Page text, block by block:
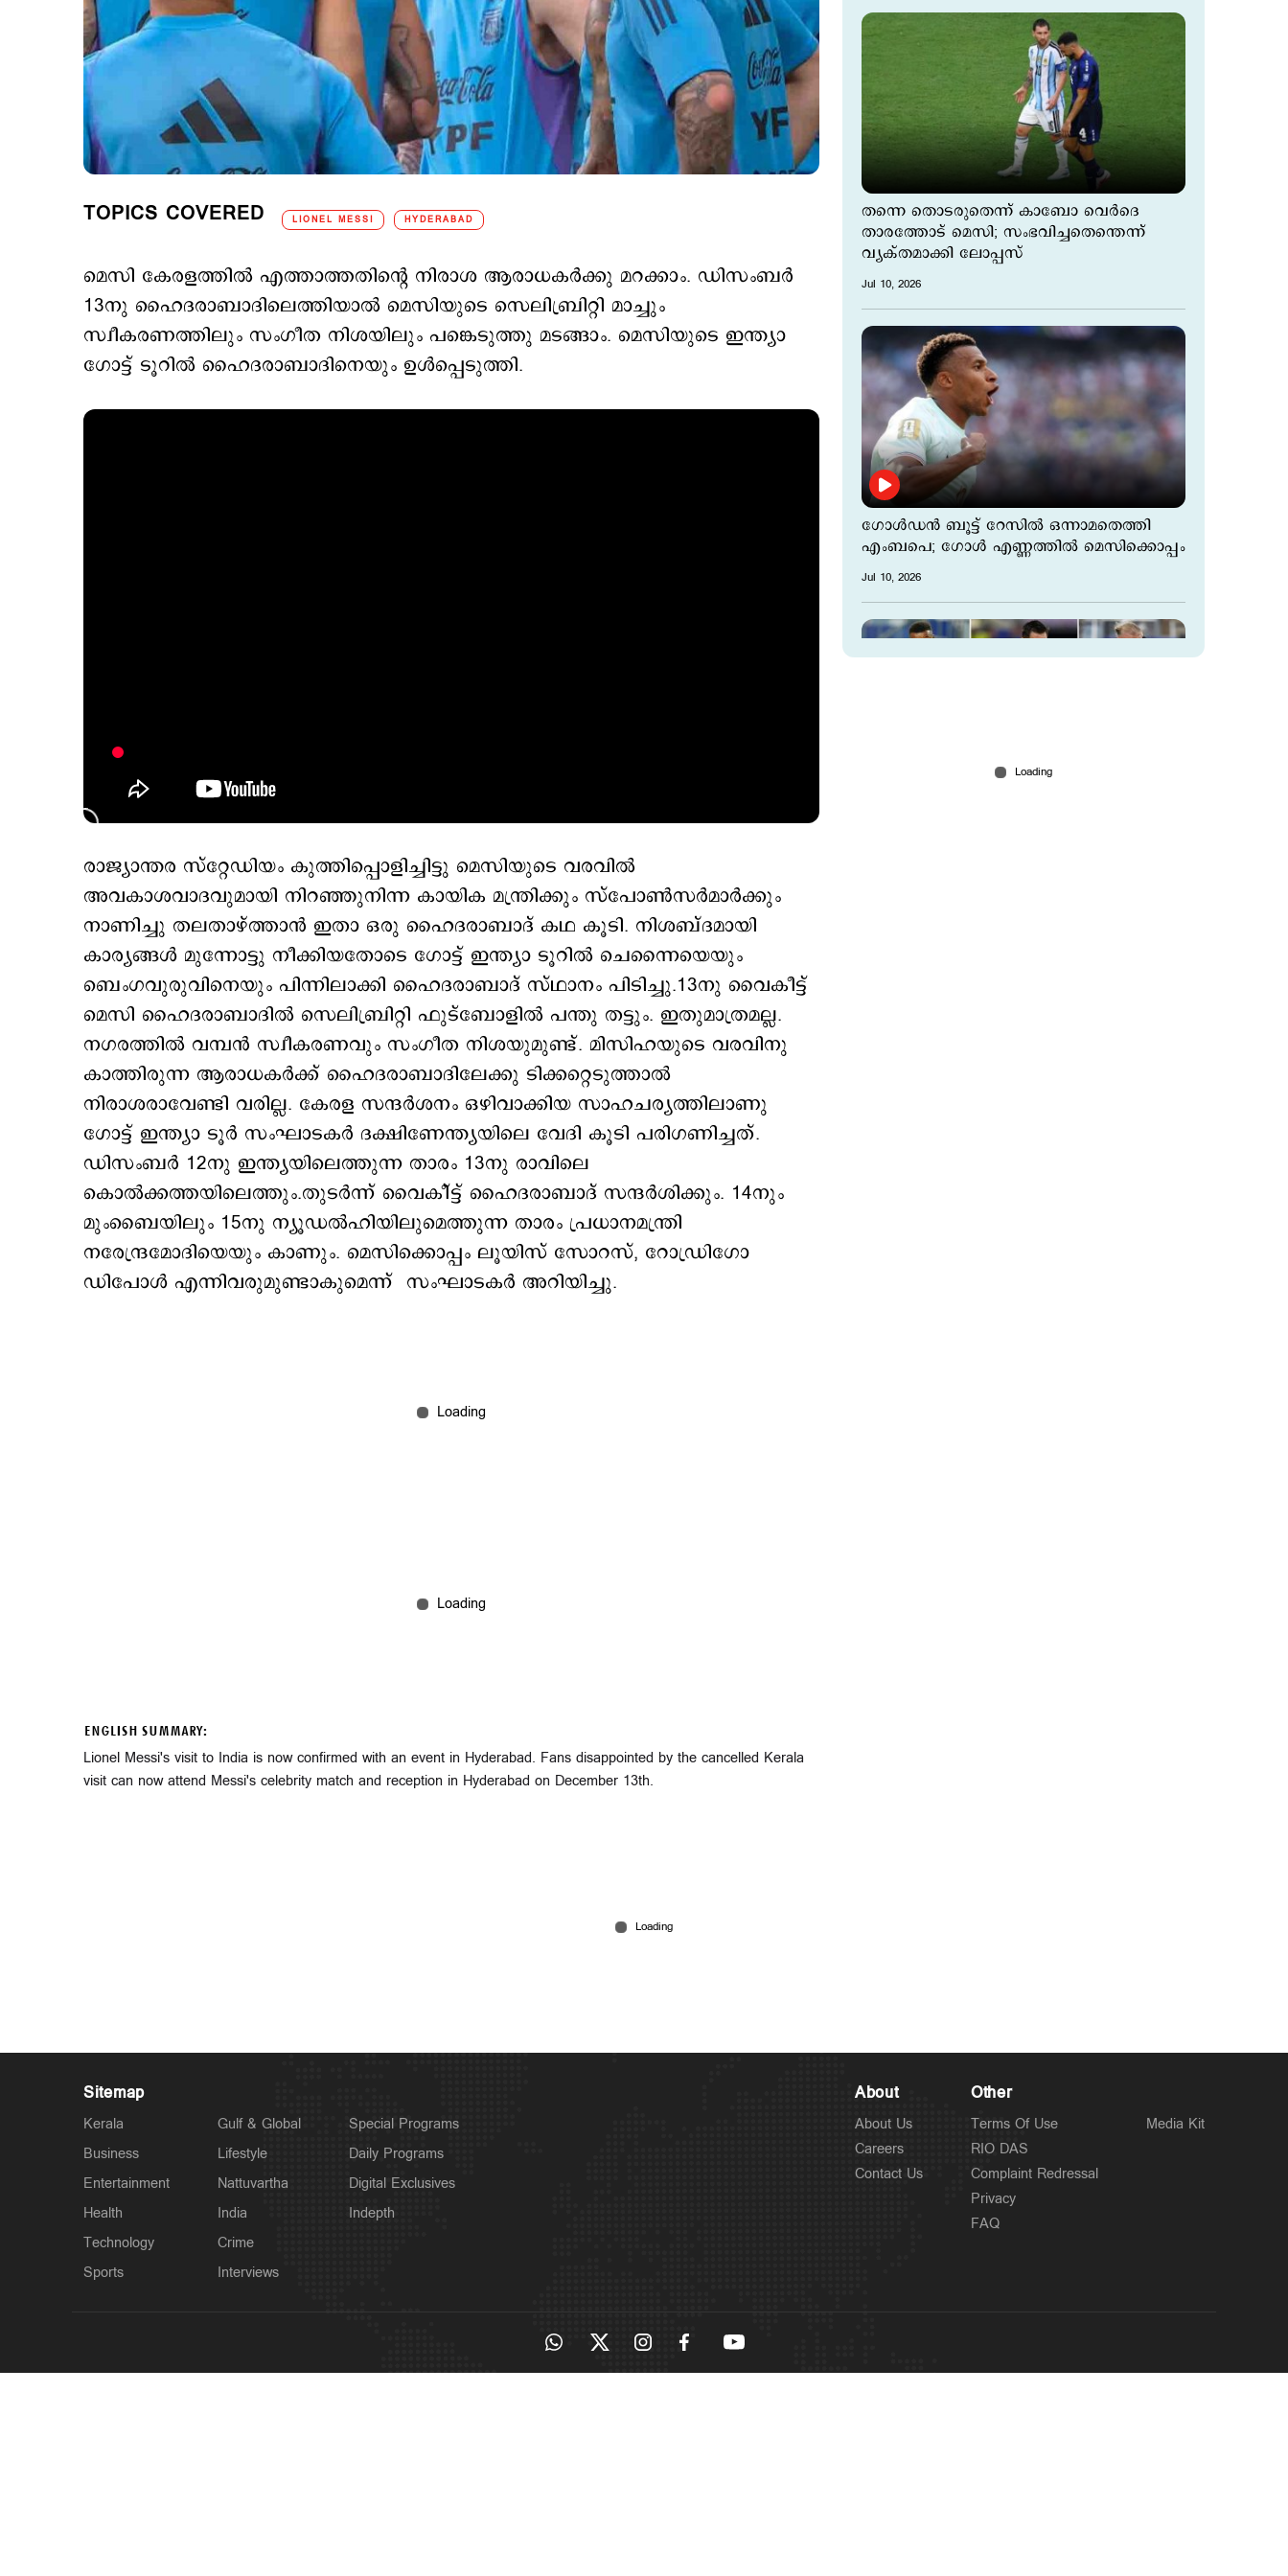
TOPICS COVERED LIONEL MESSI HYDERABAD
മെസി കേരളത്തില്‍ എത്താത്തതിന്റെ നിരാശ ആരാധകര്‍ക്കു മറക്കാം. ഡിസംബര്‍
13നു ഹൈദരാബാദിലെത്തിയാല്‍ മെസിയുടെ സെലിബ്രിറ്റി മാച്ചും
സ്വീകരണത്തിലും സംഗീത നിശയിലും പങ്കെടുത്തു മടങ്ങാം. മെസിയുടെ ഇന്ത്യാ
ഗോട്ട് ടൂറില്‍ ഹൈദരാബാദിനെയും ഉള്‍പ്പെടുത്തി.
രാജ്യാന്തര സ്റ്റേഡിയം കുത്തിപ്പൊളിച്ചിട്ടു മെസിയുടെ വരവില്‍
അവകാശവാദവുമായി നിറഞ്ഞുനിന്ന കായിക മന്ത്രിക്കും സ്പോണ്‍സര്‍മാര്‍ക്കും
നാണിച്ചു തലതാഴ്ത്താന്‍ ഇതാ ഒരു ഹൈദരാബാദ് കഥ കൂടി. നിശബ്ദമായി
കാര്യങ്ങള്‍ മുന്നോട്ടു നീക്കിയതോടെ ഗോട്ട് ഇന്ത്യാ ടൂറില്‍ ചെന്നൈയെയും
ബെംഗവുരുവിനെയും പിന്നിലാക്കി ഹൈദരാബാദ് സ്ഥാനം പിടിച്ചു.13നു വൈകീട്ട്
മെസി ഹൈദരാബാദില്‍ സെലിബ്രിറ്റി ഫുട്ബോളില്‍ പന്തു തട്ടും. ഇതുമാത്രമല്ല.
നഗരത്തില്‍ വമ്പന്‍ സ്വീകരണവും സംഗീത നിശയുമുണ്ട്. മിസിഹയുടെ വരവിനു
കാത്തിരുന്ന ആരാധകര്‍ക്ക് ഹൈദരാബാദിലേക്കു ടിക്കറ്റെടുത്താല്‍
നിരാശരാവേണ്ടി വരില്ല. കേരള സന്ദര്‍ശനം ഒഴിവാക്കിയ സാഹചര്യത്തിലാണു
ഗോട്ട് ഇന്ത്യാ ടൂര്‍ സംഘാടകര്‍ ദക്ഷിണേന്ത്യയിലെ വേദി കൂടി പരിഗണിച്ചത്.
ഡിസംബര്‍ 12നു ഇന്ത്യയിലെത്തുന്ന താരം 13നു രാവിലെ
കൊല്‍ക്കത്തയിലെത്തും.തുടര്‍ന്ന് വൈകീ്ട്ട് ഹൈദരാബാദ് സന്ദര്‍ശിക്കും. 14നും
മുംബൈയിലും 15നു ന്യൂഡല്‍ഹിയിലുമെത്തുന്ന താരം പ്രധാനമന്ത്രി
നരേന്ദ്രമോദിയെയും കാണും. മെസിക്കൊപ്പം ലൂയിസ് സോറസ്, റോഡ്രിഗോ
ഡിപോള്‍ എന്നിവരുമുണ്ടാകുമെന്ന് സംഘാടകര്‍ അറിയിച്ചു.
ENGLISH SUMMARY:
Lionel Messi's visit to India is now confirmed with an event in Hyderabad. Fans disappointed by the cancelled Kerala
visit can now attend Messi's celebrity match and reception in Hyderabad on December 13th.
തന്നെ തൊടരുതെന്ന് കാബോ വെർദെ
താരത്തോട് മെസി; സംഭവിച്ചതെന്തെന്ന്
വ്യക്തമാക്കി ലോപ്പസ്
Jul 10, 2026
ഗോള്‍ഡന്‍ ബൂട്ട് റേസില്‍ ഒന്നാമതെത്തി
എംബപെ; ഗോള്‍ എണ്ണത്തില്‍ മെസിക്കൊപ്പം
Jul 10, 2026
Sitemap
Kerala
Business
Entertainment
Health
Technology
Sports
Gulf & Global
Lifestyle
Nattuvartha
India
Crime
Interviews
Special Programs
Daily Programs
Digital Exclusives
Indepth
About
About Us
Careers
Contact Us
Other
Terms Of Use
RIO DAS
Complaint Redressal
Privacy
FAQ
Media Kit